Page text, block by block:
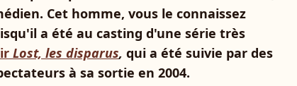
Cet homme, vous le connaissez
a été au casting d'une série très
Lost, les disparus, qui a été suivie par des
à sa sortie en 2004.